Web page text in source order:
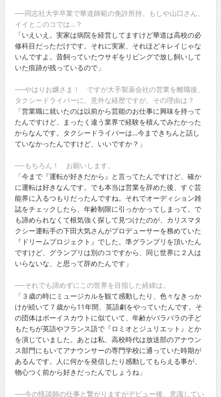
──同志社大学卒業で華道師範の免許所持。もしや山口さん、
イイとこのコでは…？
「いえいえ。実家は病院を経営してますけど華道は高校の必
修科目だっただけです。それに実家、それほどキレイじゃな
いんですよ。昔飼っていたウサギをリビングで放し飼いして
いた痕跡が残っているので」
──やはりお嬢さま！ ですが大手製薬会社の営業を離職後、
タクシードライバーに。意外な経歴ですが、その理由は？
「営業職に就いたのは以前から芸能のお仕事に興味を持って
たんですけど、まったく違う業界で経験を積んでみたかった
からなんです。タクシードライバーは…今まできちんと話し
ていなかったんですけど、いいですか？」
──もちろん！ お願いします。
「今まで『運転が好きだから』と言ってたんですけど、確か
に運転は好きなんです。でも本当は営業を辞めた後、すぐ芸
能界に入るつもりだったんですね。それでオーディション雑
誌をチェックしたら、年齢制限に引っかかってしまって。で
も諦められなくて根気強く探して見つけたのが、カリスマタ
クシー運転手の下田大気さんがプロデューサーを務めていた
『ドリームプロジェクト』でした。準グランプリを頂いたん
ですけど、グランプリは別のコですから、同じ世界に２人は
いらないな、と思って辞めたんです」
──それでも諦めずにこの世界を目指した経緯は。
「３歳の時にミュージカルを観て感動したり、色々なきっか
けが続いて７歳から11年間、英語劇をやっていたんです。そ
の団体はボーイスカウトに似ていて、年齢がバラバラの子ど
もたちが英語やフランス語で『ロミオとジュリエット』とか
を演じていました。あとは私、高校時代は放送部のアナウン
ス部門にもいてアナウンサーの専門学校に通っていた時期が
あるんです。人に何かを発信したり感動してもらえる事が、
物心つく前から好きだったんでしょうね」
──今の怪談師の仕事と繋がりますがデビュー後、意識してい